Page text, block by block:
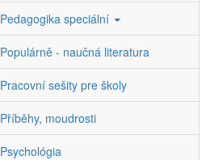
Pedagogika speciální
Populárně - naučná literatura
Pracovní sešity pre školy
Příběhy, moudrosti
Psychológia